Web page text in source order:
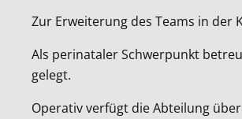
Zur Erweiterung des Teams in
Als perinataler Schwerpunkt
gelegt.
Operativ verfügt die Abteilung